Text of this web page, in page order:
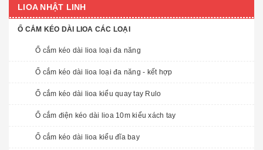
LIOA NHẬT LINH
Ổ CẮM KÉO DÀI LIOA CÁC LOẠI
Ổ cắm kéo dài lioa loại đa năng
Ổ cắm kéo dài lioa loại đa năng - kết hợp
Ổ cắm kéo dài lioa kiểu quay tay Rulo
Ổ cắm điện kéo dài lioa 10m kiểu xách tay
Ổ cắm kéo dài lioa kiểu đĩa bay